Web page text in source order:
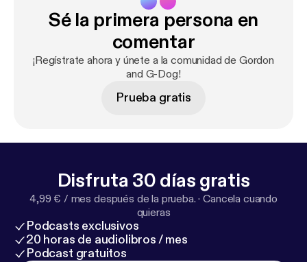
Sé la primera persona en
comentar
¡Regístrate ahora y únete a la comunidad de Gordon
and G-Dog!
Prueba gratis
Disfruta 30 días gratis
4,99 € / mes después de la prueba. ·Cancela cuando
quieras
Podcasts exclusivos
20 horas de audiolibros / mes
Podcast gratuitos